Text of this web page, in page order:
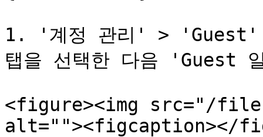
1. '계정 관리' > 'Guest'
탭을 선택한 다음 'Guest
<figure><img src="/files/
alt=""><figcaption></